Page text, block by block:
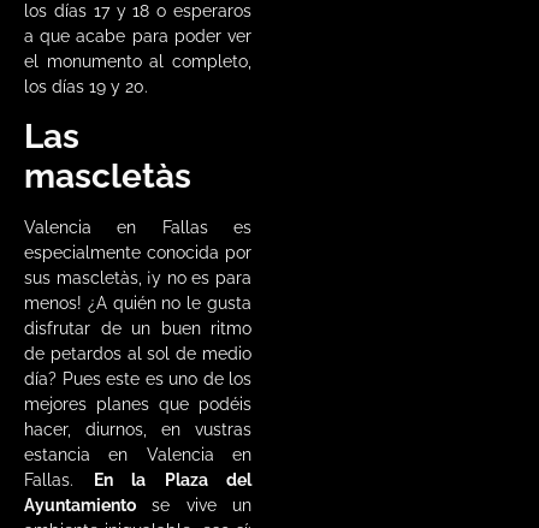
los días 17 y 18 o esperaros
a que acabe para poder ver
el monumento al completo,
los días 19 y 20.
Las
mascletàs
Valencia en Fallas es
especialmente conocida por
sus mascletàs, ¡y no es para
menos! ¿A quién no le gusta
disfrutar de un buen ritmo
de petardos al sol de medio
día? Pues este es uno de los
mejores planes que podéis
hacer, diurnos, en vustras
estancia en Valencia en
Fallas.
En la Plaza del
Ayuntamiento se vive un